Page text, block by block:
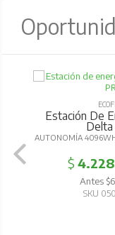
Estación De
Delta
AUTONOMÍA
$
Antes
SKU